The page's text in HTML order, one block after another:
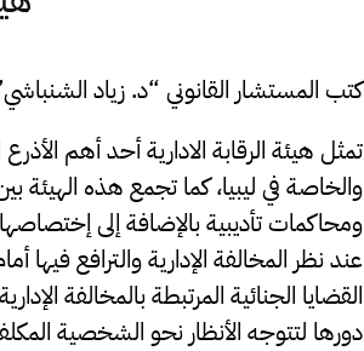
كتب المستشار القانوني “د. زياد
تمثل هيئة الرقابة الادارية أحد أهم الأذرع
والخاصة في ليبيا، كما تجمع هذه الهيئة
ومحاكمات تأديبية بالإضافة إلى
عند نظر المخالفة الإدارية والترافع
القضايا الجنائية المرتبطة بالمخالفة
دورها لتتوجه الأنظار نحو الشخصية